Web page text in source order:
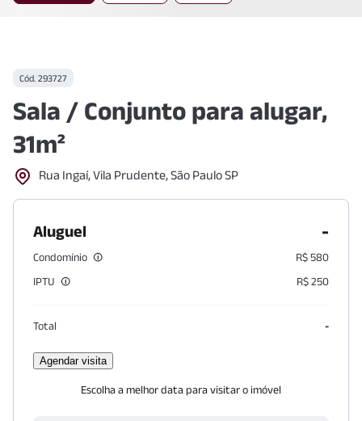
Cód. 293727
Sala / Conjunto para alugar,
31m²
Rua Ingaí, Vila Prudente, São Paulo SP
Aluguel -
Condomínio
R$ 580
IPTU
R$ 250
Total -
Agendar visita
Escolha a melhor data para visitar o imóvel